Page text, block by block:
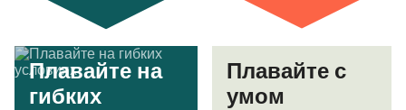
Плавайте на
гибких
Плавайте с
умом